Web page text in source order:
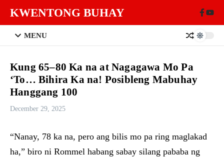
KWENTONG BUHAY
MENU
Kung 65–80 Ka na at Nagagawa Mo Pa
‘To… Bihira Ka na! Posibleng Mabuhay
Hanggang 100
December 29, 2025
“Nanay, 78 ka na, pero ang bilis mo pa ring maglakad
ha,” biro ni Rommel habang sabay silang pababa ng